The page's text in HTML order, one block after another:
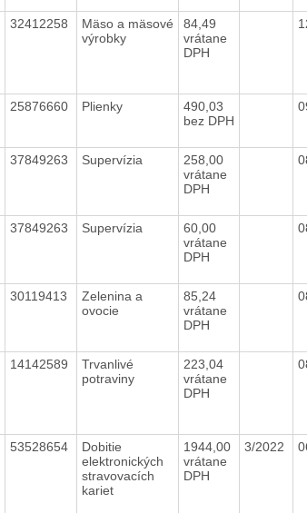
32412258
Mäso a mäsové
výrobky
84,49
vrátane
DPH
25876660 Plienky
490,03
bez DPH
37849263 Supervízia
258,00
vrátane
DPH
37849263 Supervízia
60,00
vrátane
DPH
30119413
Zelenina a
ovocie
85,24
vrátane
DPH
14142589
Trvanlivé
potraviny
223,04
vrátane
DPH
53528654
Dobitie
elektronických
stravovacích
kariet
1944,00
vrátane
DPH
3/2022